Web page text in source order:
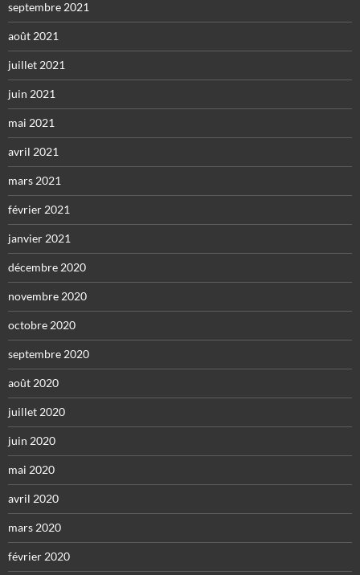
septembre 2021
août 2021
juillet 2021
juin 2021
mai 2021
avril 2021
mars 2021
février 2021
janvier 2021
décembre 2020
novembre 2020
octobre 2020
septembre 2020
août 2020
juillet 2020
juin 2020
mai 2020
avril 2020
mars 2020
février 2020